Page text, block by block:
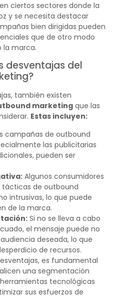
ciertos sectores donde la
y se necesita destacar
bien dirigidas pueden
que de otro modo
la marca.
desventajas del
también existen
marketingque las
Estas incluyen:
campañas de outbound
las publicitarias
pueden ser
Algunos consumidores
tácticas de outbound
intrusivas, lo que puede
de la marca.
Si no se lleva a cabo
el mensaje puede no
deseada, lo que
de recursos.
es fundamental
una segmentación
tecnológicas
sus esfuerzos de